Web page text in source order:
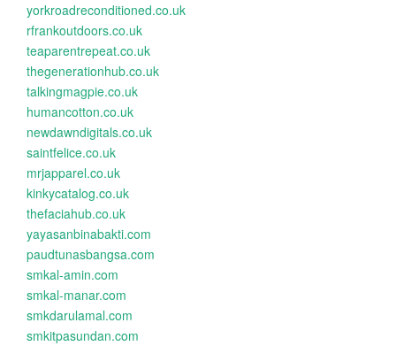
yorkroadreconditioned.co.uk
rfrankoutdoors.co.uk
teaparentrepeat.co.uk
thegenerationhub.co.uk
talkingmagpie.co.uk
humancotton.co.uk
newdawndigitals.co.uk
saintfelice.co.uk
mrjapparel.co.uk
kinkycatalog.co.uk
thefaciahub.co.uk
yayasanbinabakti.com
paudtunasbangsa.com
smkal-amin.com
smkal-manar.com
smkdarulamal.com
smkitpasundan.com